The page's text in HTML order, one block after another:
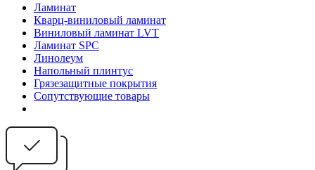
Ламинат
Кварц-виниловый ламинат
Виниловый ламинат LVT
Ламинат SPC
Линолеум
Напольный плинтус
Грязезащитные покрытия
Сопутствующие товары